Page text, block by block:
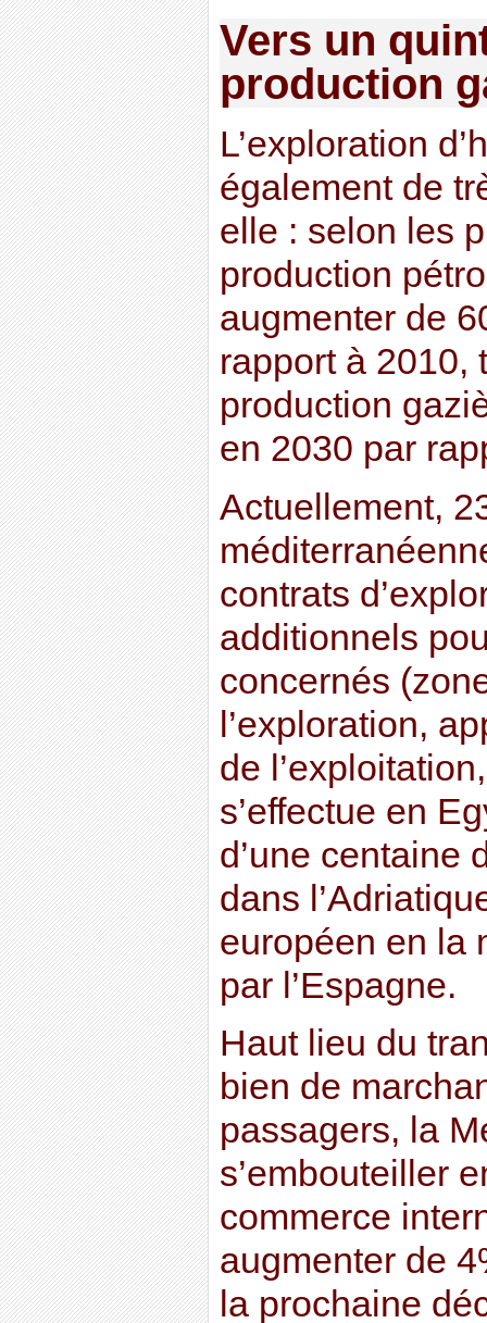
Vers un
production
L’exploration
également de
elle : selon les
production
augmenter de
rapport à 2010,
production
en 2030 par
Actuellement,
contrats
additionnels
concernés
l’exploration,
de
s’effectue en
d’une centaine
dans
européen en la
par l’Espagne.
Haut lieu du
bien de
passagers, la
s’embouteiller
commerce
augmenter de
la prochaine